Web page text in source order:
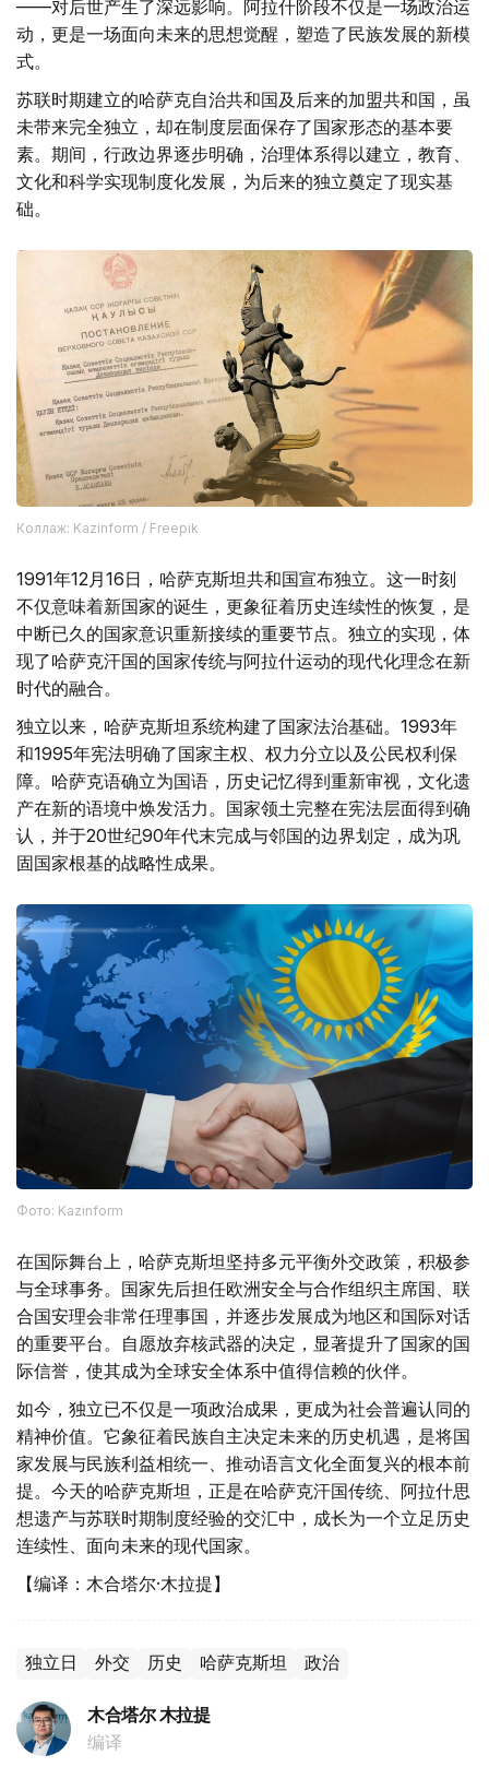
——对后世产生了深远影响。阿拉什阶段不仅是一场政治运
动，更是一场面向未来的思想觉醒，塑造了民族发展的新模
式。
苏联时期建立的哈萨克自治共和国及后来的加盟共和国，虽
未带来完全独立，却在制度层面保存了国家形态的基本要
素。期间，行政边界逐步明确，治理体系得以建立，教育、
文化和科学实现制度化发展，为后来的独立奠定了现实基
础。
Коллаж: Kazinform / Freepik
1991年12月16日，哈萨克斯坦共和国宣布独立。这一时刻
不仅意味着新国家的诞生，更象征着历史连续性的恢复，是
中断已久的国家意识重新接续的重要节点。独立的实现，体
现了哈萨克汗国的国家传统与阿拉什运动的现代化理念在新
时代的融合。
独立以来，哈萨克斯坦系统构建了国家法治基础。1993年
和1995年宪法明确了国家主权、权力分立以及公民权利保
障。哈萨克语确立为国语，历史记忆得到重新审视，文化遗
产在新的语境中焕发活力。国家领土完整在宪法层面得到确
认，并于20世纪90年代末完成与邻国的边界划定，成为巩
固国家根基的战略性成果。
Фото: Kazinform
在国际舞台上，哈萨克斯坦坚持多元平衡外交政策，积极参
与全球事务。国家先后担任欧洲安全与合作组织主席国、联
合国安理会非常任理事国，并逐步发展成为地区和国际对话
的重要平台。自愿放弃核武器的决定，显著提升了国家的国
际信誉，使其成为全球安全体系中值得信赖的伙伴。
如今，独立已不仅是一项政治成果，更成为社会普遍认同的
精神价值。它象征着民族自主决定未来的历史机遇，是将国
家发展与民族利益相统一、推动语言文化全面复兴的根本前
提。今天的哈萨克斯坦，正是在哈萨克汗国传统、阿拉什思
想遗产与苏联时期制度经验的交汇中，成长为一个立足历史
连续性、面向未来的现代国家。
【编译：木合塔尔·木拉提】
独立日 外交 历史 哈萨克斯坦 政治
木合塔尔 木拉提
编译